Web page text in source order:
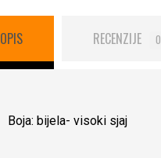
OPIS RECENZIJE 0
Boja: bijela- visoki sjaj